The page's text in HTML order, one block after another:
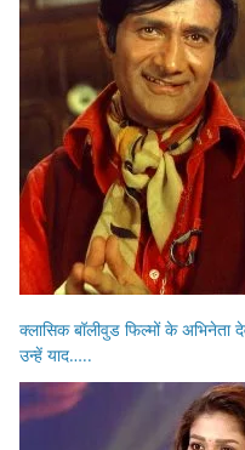
क्लासिक बॉलीवुड फिल्मों के
उन्हें याद…..